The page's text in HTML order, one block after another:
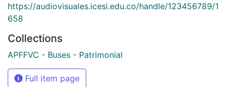
https://audiovisuales.icesi.edu.co/handle/123456789/1
658
Collections
APFFVC - Buses - Patrimonial
Full item page